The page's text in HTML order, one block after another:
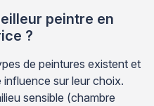
peintre en
?
de peintures existent et
sur leur choix.
sensible (chambre